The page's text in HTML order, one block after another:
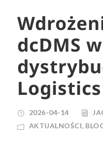
dcDMS
Logistics
2026-04-14
AKTUALNOŚCI,